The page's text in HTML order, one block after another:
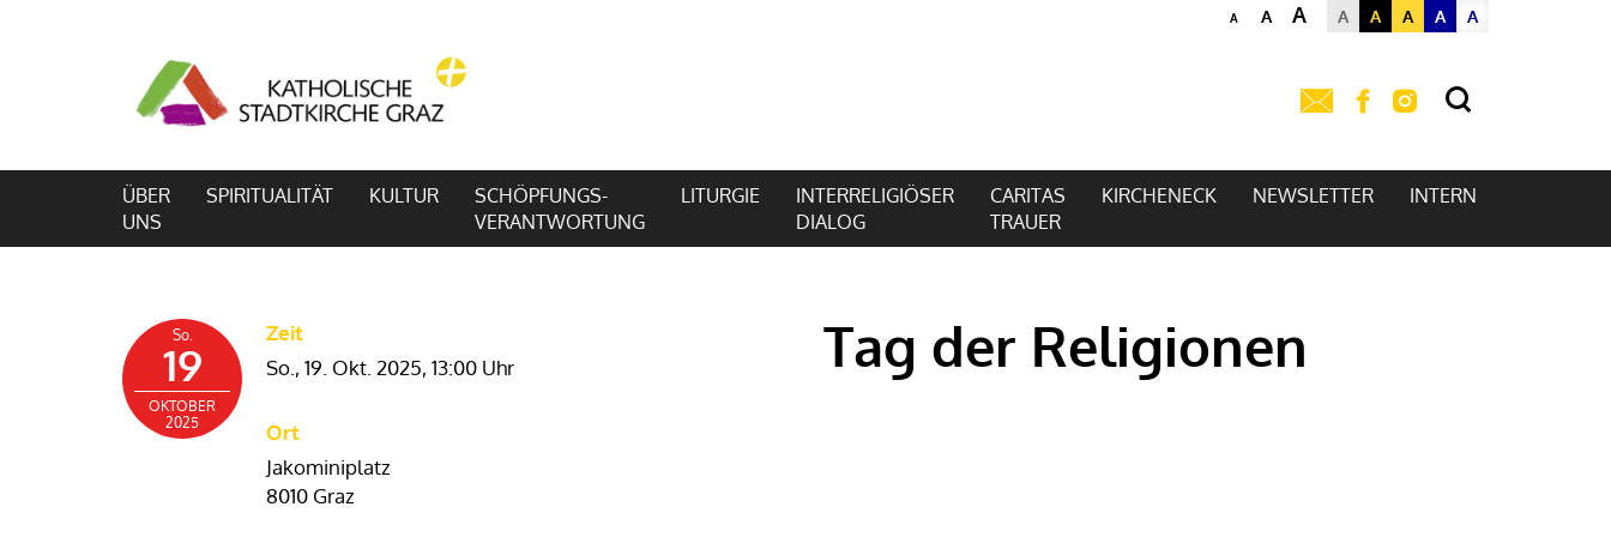
A A A A A A A A
ÜBER
UNS
SPIRITUALITÄT KULTUR
SCHÖPFUNGS-
VERANTWORTUNG
LITURGIE
INTERRELIGIÖSER
DIALOG
CARITAS
TRAUER
KIRCHENECK NEWSLETTER INTERN
So.
19
OKTOBER
2025
Zeit
So., 19. Okt. 2025, 13:00 Uhr
Ort
Jakominiplatz
8010 Graz
Tag der Religionen